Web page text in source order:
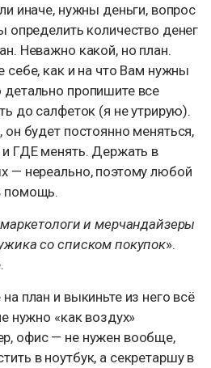
иначе, нужны деньги, вопрос
определить количество денег
Неважно какой, но план.
себе, как и на что Вам нужны
пропишите все
до салфеток (я не утрирую).
будет постоянно меняться,
ГДЕ менять. Держать в
— нереально, поэтому любой
помощь.
и мерчандайзеры
со списком покупок».
план и выкиньте из него всё
нужно «как воздух»
офис — не нужен вообще,
в ноутбук, а секретаршу в